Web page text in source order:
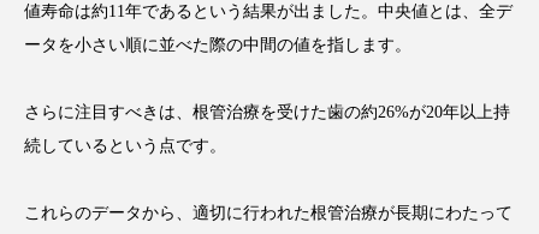
値寿命は約11年であるという結果が出ました。中央値とは、全デ
ータを小さい順に並べた際の中間の値を指します。
さらに注目すべきは、根管治療を受けた歯の約26%が20年以上持
続しているという点です。
これらのデータから、適切に行われた根管治療が長期にわたって